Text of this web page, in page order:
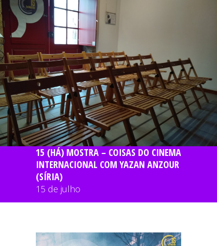
15 (HÁ) MOSTRA – COISAS DO CINEMA
INTERNACIONAL COM YAZAN ANZOUR
(SÍRIA)
15 de julho